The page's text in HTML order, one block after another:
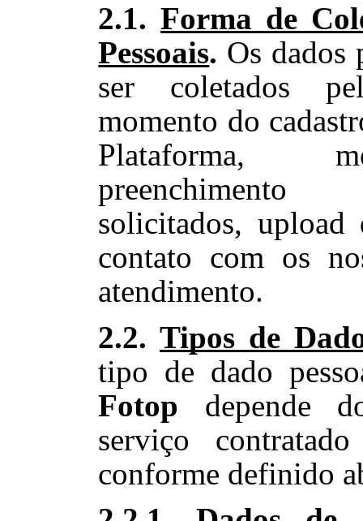
2.1.Forma de
Pessoais. Os dados
ser coletados
momento do
Plataforma,
solicitados, upload
contato com os
atendimento.
2.2.Tipos de
tipo de dado
Fotop depende
serviço
conforme definido